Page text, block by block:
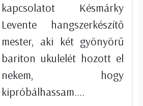
kapcsolatot Késmárky
Levente hangszerkészítő
mester, aki két gyönyörű
bariton ukulelét hozott el
nekem, hogy
kipróbálhassam....